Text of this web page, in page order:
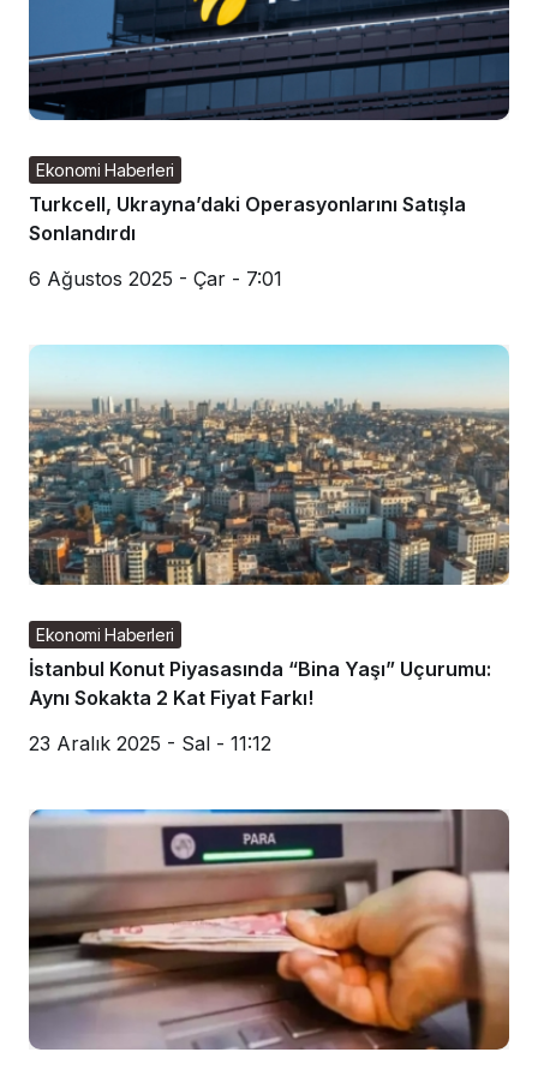
Ekonomi Haberleri
Turkcell, Ukrayna’daki Operasyonlarını Satışla
Sonlandırdı
6 Ağustos 2025 - Çar - 7:01
Ekonomi Haberleri
İstanbul Konut Piyasasında “Bina Yaşı” Uçurumu:
Aynı Sokakta 2 Kat Fiyat Farkı!
23 Aralık 2025 - Sal - 11:12